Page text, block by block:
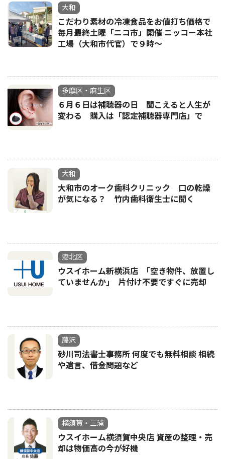
大和
こだわり素材の冷凍食品をお値打ち価格で
毎月最終土曜「ニコ市」開催 ニッコー本社
工場（大和市代官）で９時～
多摩区・麻生区
６月６日は補聴器の日 聞こえると人生が
変わる 購入は「認定補聴器専門店」で
大和
大和市のオーク歯科クリニック 口の乾燥
が気になる？ 竹内歯科衛生士に聞く
港北区
ウスイホーム新横浜店 ｢空き物件、放置し
ていませんか｣ 片付け不要ですぐに売却
藤沢
砂川司法書士事務所 何度でも無料相談 相続
や遺言、借金問題など
横須賀・三浦
ウスイホーム横須賀中央店 資産の整理・売
却は物価高の今が好機